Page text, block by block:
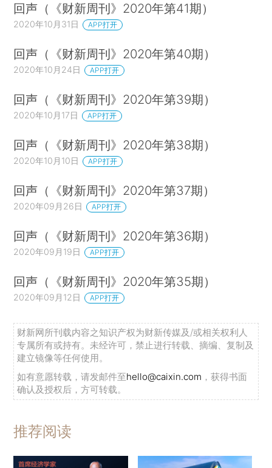
回声（《财新周刊》2020年第41期）
2020年10月31日 APP打开
回声（《财新周刊》2020年第40期）
2020年10月24日 APP打开
回声（《财新周刊》2020年第39期）
2020年10月17日 APP打开
回声（《财新周刊》2020年第38期）
2020年10月10日 APP打开
回声（《财新周刊》2020年第37期）
2020年09月26日 APP打开
回声（《财新周刊》2020年第36期）
2020年09月19日 APP打开
回声（《财新周刊》2020年第35期）
2020年09月12日 APP打开
财新网所刊载内容之知识产权为财新传媒及/或相关权利人
专属所有或持有。未经许可，禁止进行转载、摘编、复制及
建立镜像等任何使用。
如有意愿转载，请发邮件至hello@caixin.com ，获得书面
确认及授权后，方可转载。
推荐阅读